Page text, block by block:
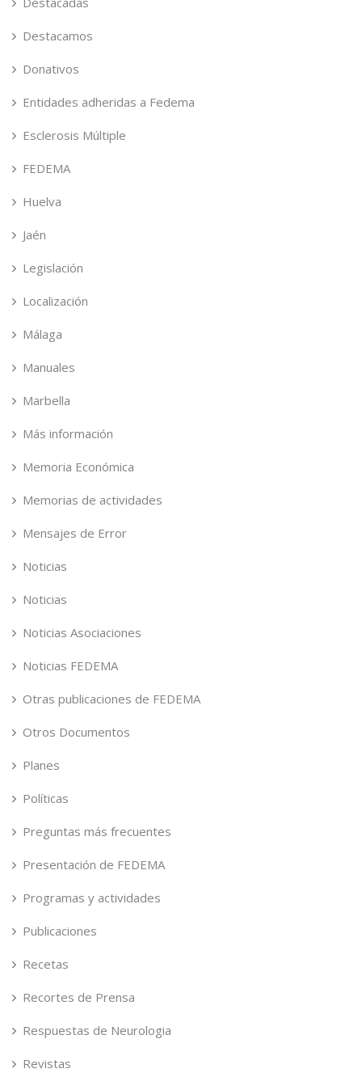
Destacamos
Donativos
Entidades adheridas a Fedema
Esclerosis Múltiple
FEDEMA
Huelva
Jaén
Legislación
Localización
Málaga
Manuales
Marbella
Más información
Memoria Económica
Memorias de actividades
Mensajes de Error
Noticias
Noticias
Noticias Asociaciones
Noticias FEDEMA
Otras publicaciones de FEDEMA
Otros Documentos
Planes
Políticas
Preguntas más frecuentes
Presentación de FEDEMA
Programas y actividades
Publicaciones
Recetas
Recortes de Prensa
Respuestas de Neurologia
Revistas